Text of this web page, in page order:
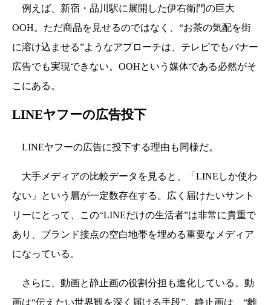
例えば、新宿・品川駅に展開した伊右衛門の巨大
OOH。 ただ商品を見せるのではなく、“お茶の気配を街
に溶け込ませる”ようなアプローチは、テレビでもバナー
広告でも実現できない。OOHという媒体である必然がそ
こにある。
LINEヤフーの広告投下
LINEヤフーの広告に投下する理由も同様だ。
大手メディアの比較データを見ると、「LINEしか使わ
ない」という層が一定数存在する。広く届けたいサント
リーにとって、この“LINEだけの生活者”は非常に貴重で
あり、ブランド接点の空白地帯を埋める重要なメディア
になっている。
さらに、動画と静止画の役割分担も進化している。 動
画は“伝えたい世界観を深く届ける手段”。静止画は、“離